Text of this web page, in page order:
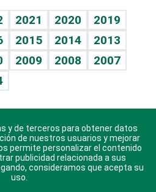
2021 2020
2019
2015 2014
2013
2009 2008
2007
para Android, iOS y
Huawei.
y de terceros para obtener datos
de nuestros usuarios y mejorar
permite personalizar el contenido
publicidad relacionada a sus
consideramos que acepta su
uso.